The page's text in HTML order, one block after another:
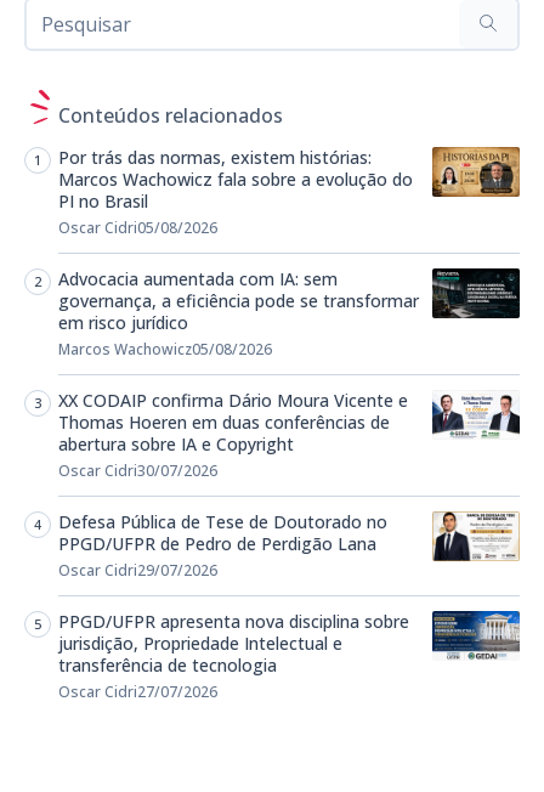
Conteúdos relacionados
Por trás das normas, existem histórias:
Marcos Wachowicz fala sobre a evolução do
PI no Brasil
Oscar Cidri05/08/2026
Advocacia aumentada com IA: sem
governança, a eficiência pode se transformar
em risco jurídico
Marcos Wachowicz05/08/2026
XX CODAIP confirma Dário Moura Vicente e
Thomas Hoeren em duas conferências de
abertura sobre IA e Copyright
Oscar Cidri30/07/2026
Defesa Pública de Tese de Doutorado no
PPGD/UFPR de Pedro de Perdigão Lana
Oscar Cidri29/07/2026
PPGD/UFPR apresenta nova disciplina sobre
jurisdição, Propriedade Intelectual e
transferência de tecnologia
Oscar Cidri27/07/2026